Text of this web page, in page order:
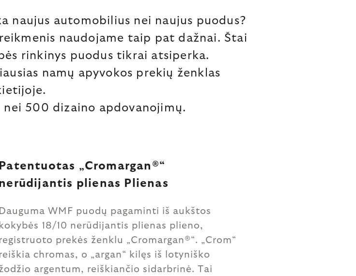
naujus automobilius nei naujus puodus?
naudojame taip pat dažnai. Štai
rinkinys puodus tikrai atsiperka.
namų apyvokos prekių ženklas
500 dizaino apdovanojimų.
Patentuotas „Cromargan®“
plienas Plienas
Dauguma WMF puodų pagaminti iš aukštos
kokybės 18/10 nerūdijantis plienas plieno,
prekės ženklu „Cromargan®“. „Crom“
chromas, o „argan“ kilęs iš lotyniško
argentum, reiškiančio sidarbrinė. Tai